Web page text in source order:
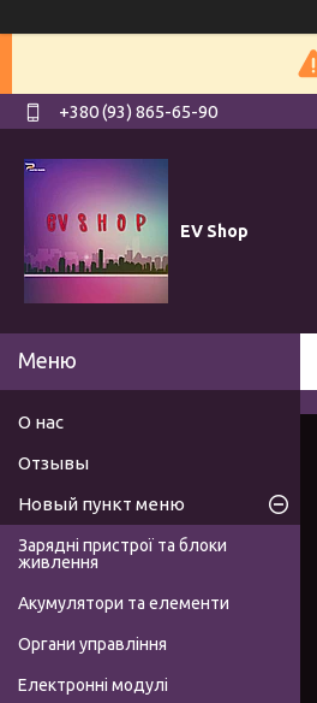
+380 (93) 865-65-90
EV Shop
О нас
Отзывы
Новый пункт меню
Зарядні пристрої та блоки
живлення
Акумулятори та елементи
Органи управління
Електронні модулі